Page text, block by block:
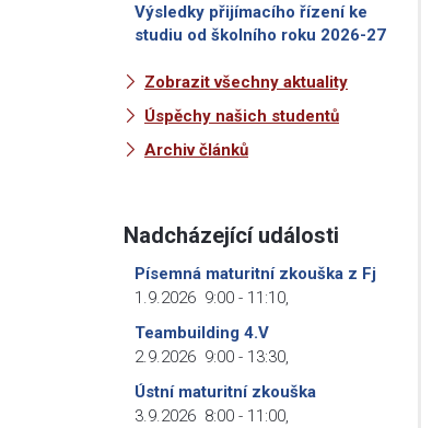
Výsledky přijímacího řízení ke
studiu od školního roku 2026-27
Zobrazit všechny aktuality
Úspěchy našich studentů
Archiv článků
Nadcházející události
Písemná maturitní zkouška z Fj
1.9.2026 9:00 - 11:10
Teambuilding 4.V
2.9.2026 9:00 - 13:30
Ústní maturitní zkouška
3.9.2026 8:00 - 11:00